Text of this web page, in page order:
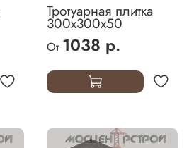
Тротуарная плитка
300х300х50
От 1038 р.